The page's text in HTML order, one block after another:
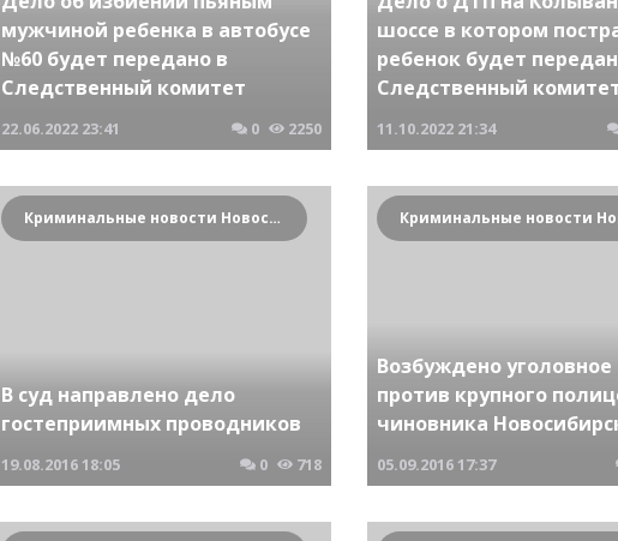
мужчиной ребенка в автобусе
№60 будет передано в
Следственный комитет
22.06.2022 23:41 0 2250
шоссе в котором
ребенок будет
Следственный
11.10.2022 21:34
Криминальные новости Новосибирска и Сибирского региона
В суд направлено дело
гостеприимных проводников
19.08.201618:05 0 718
Возбуждено
против крупного
чиновника
05.09.201617:37